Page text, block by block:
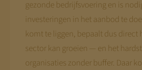
gezonde bedrijfsvoering en is
investeringen in het aanbod te
komt te liggen, bepaalt dus direct
sector kan groeien — en het
organisaties zonder buffer. Daar